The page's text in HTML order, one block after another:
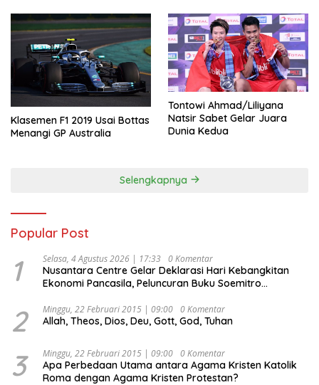
Klasemen F1 2019 Usai Bottas
Menangi GP Australia
Tontowi Ahmad/Liliyana
Natsir Sabet Gelar Juara
Dunia Kedua
Selengkapnya
Popular Post
1 Selasa, 4 Agustus 2026 | 17:33 0 Komentar
Nusantara Centre Gelar Deklarasi Hari Kebangkitan
Ekonomi Pancasila, Peluncuran Buku Soemitro
Ekonomi Politik Indonesia) & Simposium Nasional
“Urgensi Undang-Undang Perekonomian Nasional dan
Indonesia Emas 2045”,
2 Minggu, 22 Februari 2015 | 09:00 0 Komentar
Allah, Theos, Dios, Deu, Gott, God, Tuhan
3 Minggu, 22 Februari 2015 | 09:00 0 Komentar
Apa Perbedaan Utama antara Agama Kristen Katolik
Roma dengan Agama Kristen Protestan?